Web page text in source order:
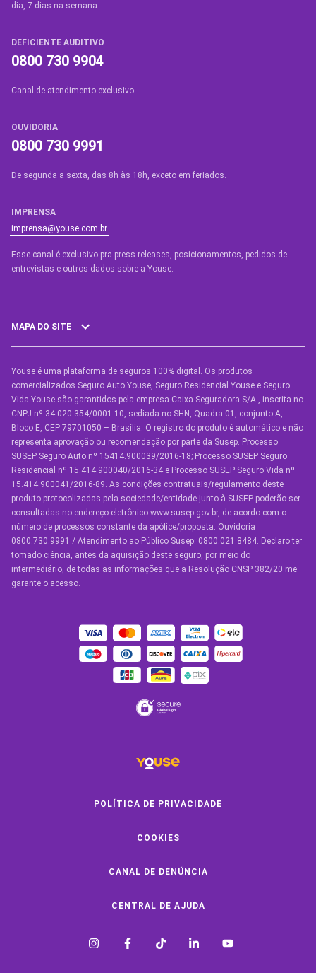
dia, 7 dias na semana.
DEFICIENTE AUDITIVO
0800 730 9904
Canal de atendimento exclusivo.
OUVIDORIA
0800 730 9991
De segunda a sexta, das 8h às 18h, exceto em feriados.
IMPRENSA
imprensa@youse.com.br
Esse canal é exclusivo pra press releases, posicionamentos, pedidos de
entrevistas e outros dados sobre a Youse.​
MAPA DO SITE
SEGUROS
Seguro Auto
Seguro Auto para Terceiros
Seguro por Marcas de Carro
Seguro Residencial
Seguro de Vida
Manual de Assistências
Condições Gerais
OUTROS SERVIÇOS
Youse é uma plataforma de seguros 100% digital. Os produtos
comercializados Seguro Auto Youse, Seguro Residencial Youse e Seguro
Vida Youse são garantidos pela empresa Caixa Seguradora S/A., inscrita no
CNPJ nº 34.020.354/0001-10, sediada no SHN, Quadra 01, conjunto A,
Bloco E, CEP 79701050 – Brasília. O registro do produto é automático e não
representa aprovação ou recomendação por parte da Susep. Processo
SUSEP Seguro Auto nº 15414.900039/2016-18; Processo SUSEP Seguro
Residencial nº 15.414.900040/2016-34 e Processo SUSEP Seguro Vida nº
15.414.900041/2016-89. As condições contratuais/regulamento deste
produto protocolizadas pela sociedade/entidade junto à SUSEP poderão ser
consultadas no endereço eletrônico www.susep.gov.br, de acordo com o
número de processos constante da apólice/proposta. Ouvidoria
0800.730.9991 / Atendimento ao Público Susep: 0800.021.8484. Declaro ter
tomado ciência, antes da aquisição deste seguro, por meio do
intermediário, de todas as informações que a Resolução CNSP 382/20 me
garante o acesso.
POLÍTICA DE PRIVACIDADE
COOKIES
CANAL DE DENÚNCIA
CENTRAL DE AJUDA